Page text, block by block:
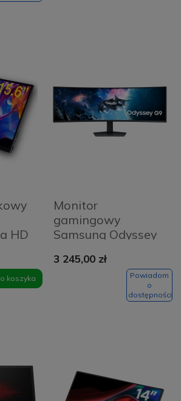
HD
koszyka
Monitor
gamingowy
Samsung Odyssey
Czarny - Black
3 245,00 zł
Powiadom
o
dostępności